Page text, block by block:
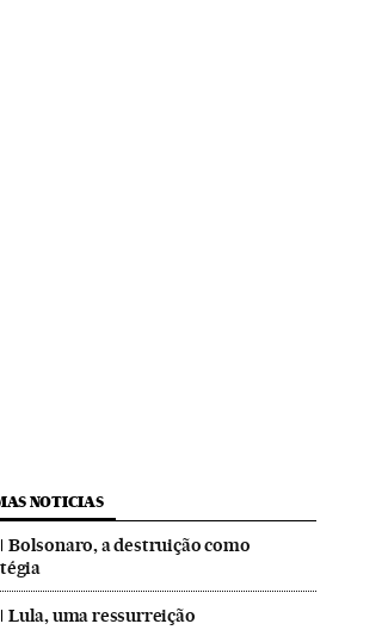
NOTICIAS
Bolsonaro, a destruição como
Lula, uma ressurreição